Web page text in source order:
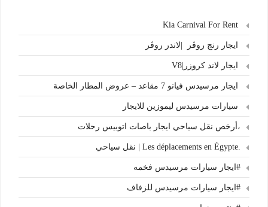
ايجار رنج روڤر |لاندر روڤر
ايجار لاند كروزر|V8
ايجار مرسيدس فيانو 7 مقاعد – عروض المطار الخاصة
سيارات مرسيدس ليموزين للايجار
،أرخص نقل سياحي ايجار باصات اتوبيس رحلات
.Les déplacements en Égypte | نقل سياحي
#ايجار سيارات مرسيدس فخمه
#ايجار سيارات مرسيدس للزفاف